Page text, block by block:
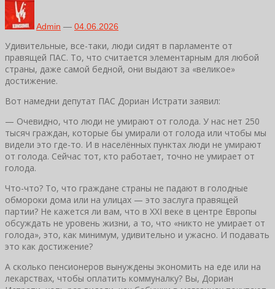
Admin — 04.06.2026
Удивительные, все-таки, люди сидят в парламенте от
правящей ПАС. То, что считается элементарным для любой
страны, даже самой бедной, они выдают за «великое»
достижение.
Вот намедни депутат ПАС Дориан Истрати заявил:
— Очевидно, что люди не умирают от голода. У нас нет 250
тысяч граждан, которые бы умирали от голода или чтобы мы
видели это где-то. И в населённых пунктах люди не умирают
от голода. Сейчас тот, кто работает, точно не умирает от
голода.
Что-что? То, что граждане страны не падают в голодные
обмороки дома или на улицах — это заслуга правящей
партии? Не кажется ли вам, что в XXI веке в центре Европы
обсуждать не уровень жизни, а то, что «никто не умирает от
голода», это, как минимум, удивительно и ужасно. И подавать
это как достижение?
А сколько пенсионеров вынуждены экономить на еде или на
лекарствах, чтобы оплатить коммуналку? Вы, Дориан